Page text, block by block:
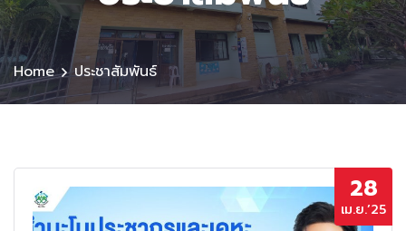
Home ประชาสัมพันธ์
28
เม.ย.’25